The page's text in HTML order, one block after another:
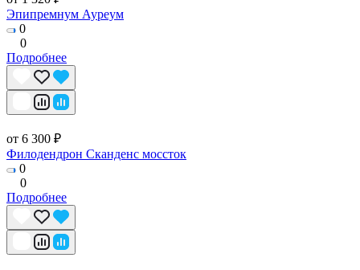
Эпипремнум Ауреум
0
0
Подробнее
от 6 300 ₽
Филодендрон Сканденс моссток
0
0
Подробнее